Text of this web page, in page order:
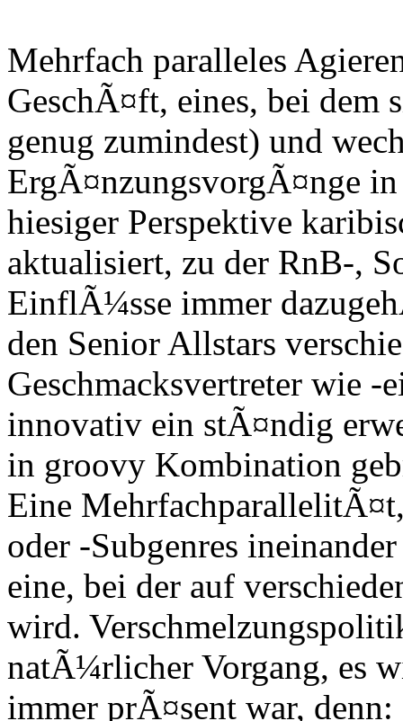
Mehrfach paralleles
GeschÃ¤ft, eines, bei
genug zumindest) und
ErgÃ¤nzungsvorgÃ¤nge
hiesiger Perspektive
aktualisiert, zu der RnB-,
EinflÃ¼sse immer
den Senior Allstars
Geschmacksvertreter wie -
innovativ ein stÃ¤ndig
in groovy Kombination
Eine
oder -Subgenres
eine, bei der auf
wird.
natÃ¼rlicher Vorgang, es
immer prÃ¤sent war, denn: